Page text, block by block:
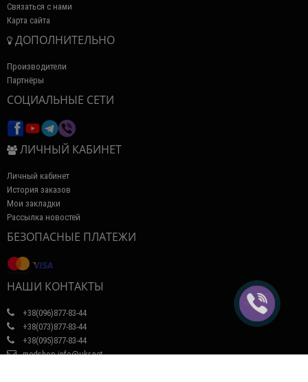
Связаться с нами
Карта сайта
ДОПОЛНИТЕЛЬНО
Производители
Партнёры
СОЦИАЛЬНЫЕ СЕТИ
ЛИЧНЫЙ КАБИНЕТ
Личный кабинет
История заказов
Мои закладки
Рассылка новостей
БЕЗОПАСНЫЕ ПЛАТЕЖИ
НАШИ КОНТАКТЫ
+38(096)877-83-44
+38(073)877-83-44
+38(095)877-83-44
medshop-info@ukr.net